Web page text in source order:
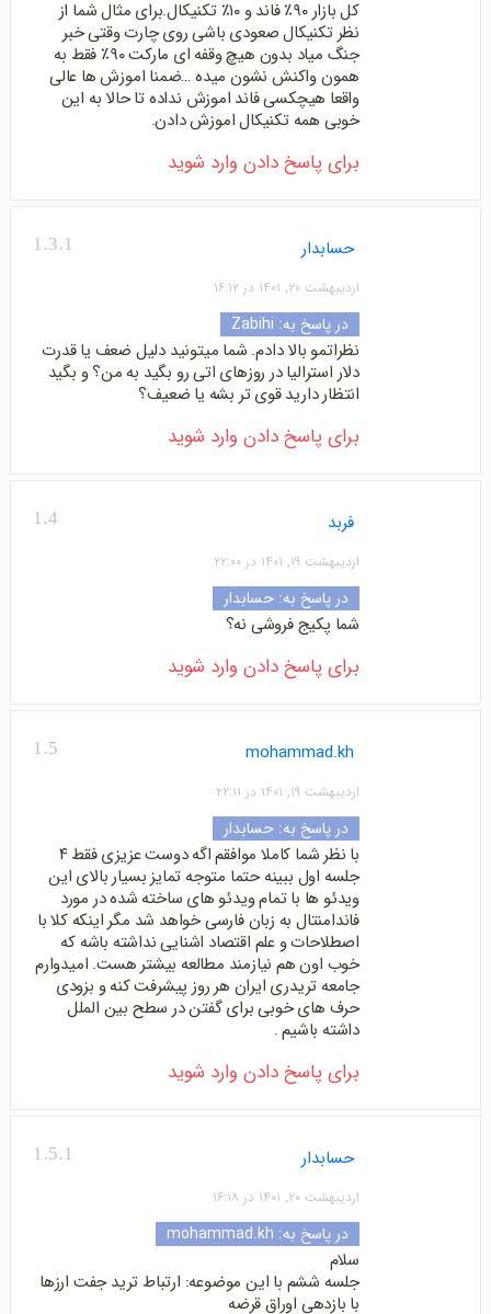
کل بازار ۹۰٪ فاند و ۱۰٪ تکنیکال.برای مثال شما از
نظر تکنیکال صعودی باشی روی چارت وقتی خبر
جنگ میاد بدون هیچ وقفه ای مارکت ۹۰٪ فقط به
همون واکنش نشون میده …ضمنا اموزش ها عالی
واقعا هیچکسی فاند اموزش نداده تا حالا به این
خوبی همه تکنیکال اموزش دادن.
برای پاسخ دادن وارد شوید
1.3.1 حسابدار
اردیبهشت ۲۰, ۱۴۰۱ در ۱۶:۱۲
در پاسخ به: Zabihi
نظراتمو بالا دادم. شما میتونید دلیل ضعف یا قدرت
دلار استرالیا در روزهای اتی رو بگید به من؟ و بگید
انتظار دارید قوی تر بشه یا ضعیف؟
برای پاسخ دادن وارد شوید
1.4 فربد
اردیبهشت ۱۹, ۱۴۰۱ در ۲۲:۰۰
در پاسخ به: حسابدار
شما پکیج فروشی نه؟
برای پاسخ دادن وارد شوید
1.5 mohammad.kh
اردیبهشت ۱۹, ۱۴۰۱ در ۲۲:۱۱
در پاسخ به: حسابدار
با نظر شما کاملا موافقم اگه دوست عزیزی فقط ۴
جلسه اول ببینه حتما متوجه تمایز بسیار بالای این
ویدئو ها با تمام ویدئو های ساخته شده در مورد
فاندامنتال به زبان فارسی خواهد شد مگر اینکه کلا با
اصطلاحات و علم اقتصاد اشنایی نداشته باشه که
خوب اون هم نیازمند مطالعه بیشتر هست. امیدوارم
جامعه تریدری ایران هر روز پیشرفت کنه و بزودی
حرف های خوبی برای گفتن در سطح بین الملل
داشته باشیم .
برای پاسخ دادن وارد شوید
1.5.1 حسابدار
اردیبهشت ۲۰, ۱۴۰۱ در ۱۶:۱۸
در پاسخ به: mohammad.kh
سلام
جلسه ششم با این موضوعه: ارتباط ترید جفت ارزها
با بازدهی اوراق قرضه